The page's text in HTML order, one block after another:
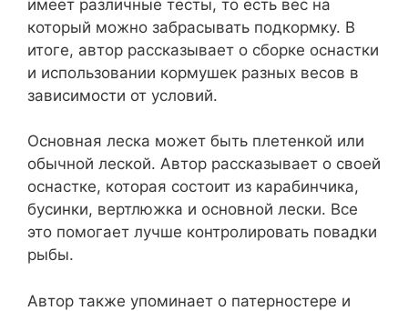
имеет различные тесты, то есть вес на
который можно забрасывать подкормку. В
итоге, автор рассказывает о сборке оснастки
и использовании кормушек разных весов в
зависимости от условий.
Основная леска может быть плетенкой или
обычной леской. Автор рассказывает о своей
оснастке, которая состоит из карабинчика,
бусинки, вертлюжка и основной лески. Все
это помогает лучше контролировать повадки
рыбы.
Автор также упоминает о патерностере и